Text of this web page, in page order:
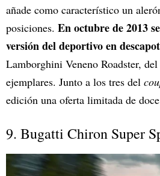
añade como característico un
posiciones. En octubre de 2013
versión del deportivo en
Lamborghini Veneno Roadster,
ejemplares. Junto a los tres del
edición una oferta limitada de
9. Bugatti Chiron Super